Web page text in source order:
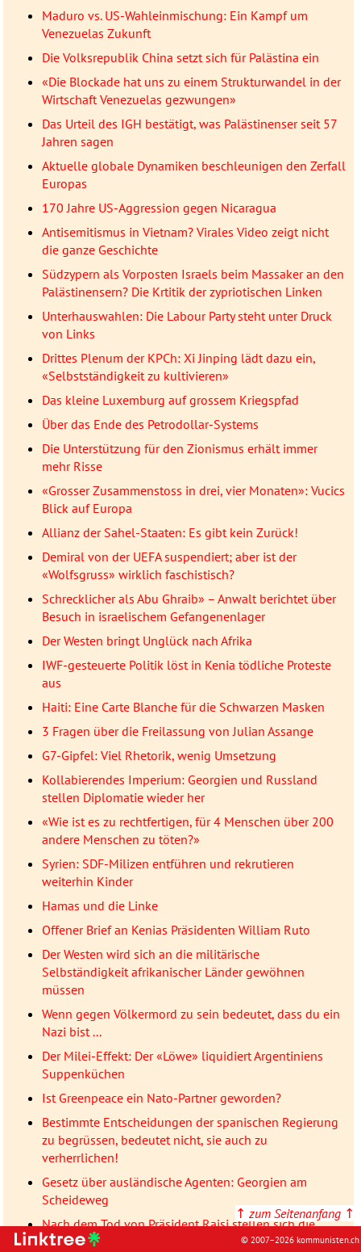
Maduro vs. US-Wahleinmischung: Ein Kampf um
Venezuelas Zukunft
Die Volksrepublik China setzt sich für Palästina ein
«Die Blockade hat uns zu einem Strukturwandel in der
Wirtschaft Venezuelas gezwungen»
Das Urteil des IGH bestätigt, was Palästinenser seit 57
Jahren sagen
Aktuelle globale Dynamiken beschleunigen den Zerfall
Europas
170 Jahre US-Aggression gegen Nicaragua
Antisemitismus in Vietnam? Virales Video zeigt nicht
die ganze Geschichte
Südzypern als Vorposten Israels beim Massaker an den
Palästinensern? Die Krtitik der zypriotischen Linken
Unterhauswahlen: Die Labour Party steht unter Druck
von Links
Drittes Plenum der KPCh: Xi Jinping lädt dazu ein,
«Selbstständigkeit zu kultivieren»
Das kleine Luxemburg auf grossem Kriegspfad
Über das Ende des Petrodollar-Systems
Die Unterstützung für den Zionismus erhält immer
mehr Risse
«Grosser Zusammenstoss in drei, vier Monaten»: Vucics
Blick auf Europa
Allianz der Sahel-Staaten: Es gibt kein Zurück!
Demiral von der UEFA suspendiert; aber ist der
«Wolfsgruss» wirklich faschistisch?
Schrecklicher als Abu Ghraib» – Anwalt berichtet über
Besuch in israelischem Gefangenenlager
Der Westen bringt Unglück nach Afrika
IWF-gesteuerte Politik löst in Kenia tödliche Proteste
aus
Haiti: Eine Carte Blanche für die Schwarzen Masken
3 Fragen über die Freilassung von Julian Assange
G7-Gipfel: Viel Rhetorik, wenig Umsetzung
Kollabierendes Imperium: Georgien und Russland
stellen Diplomatie wieder her
«Wie ist es zu rechtfertigen, für 4 Menschen über 200
andere Menschen zu töten?»
Syrien: SDF-Milizen entführen und rekrutieren
weiterhin Kinder
Hamas und die Linke
Offener Brief an Kenias Präsidenten William Ruto
Der Westen wird sich an die militärische
Selbständigkeit afrikanischer Länder gewöhnen
müssen
Wenn gegen Völkermord zu sein bedeutet, dass du ein
Nazi bist ...
Der Milei-Effekt: Der «Löwe» liquidiert Argentiniens
Suppenküchen
Ist Greenpeace ein Nato-Partner geworden?
Bestimmte Entscheidungen der spanischen Regierung
zu begrüssen, bedeutet nicht, sie auch zu
verherrlichen!
Gesetz über ausländische Agenten: Georgien am
Scheideweg
Nach dem Tod von Präsident Raisi stellen sich die
kommunistischen Parteien der BRICS an die Seite des
↑ zum Seitenanfang ↑
© 2007–2026 kommunisten.ch